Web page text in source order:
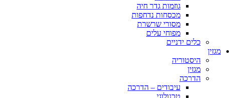
גוזמות גדר חיה
מכסחות נדחפות
מסורי שרשרת
מפוחי עלים
כלים ידניים
מגזין
היסטוריה
מגזין
הדרכה
עיבודים – הדרכה
טכנולוגי